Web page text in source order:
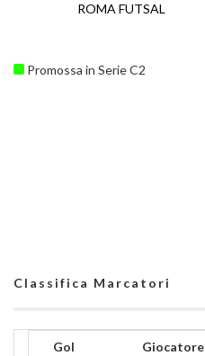
ROMA FUTSAL
Promossa in Serie C2
Classifica Marcatori
Gol Giocatore